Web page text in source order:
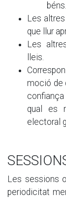
béns.
Les
que llur
Les
lleis.
moció de
qual es
electoral
Les sessions
periodicitat